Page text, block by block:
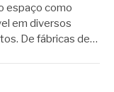
espaço como
em diversos
De fábricas de…